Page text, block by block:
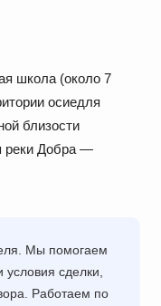
школа (около 7
осиедля
близости
реки Добра —
Мы помогаем
сделки,
Работаем по